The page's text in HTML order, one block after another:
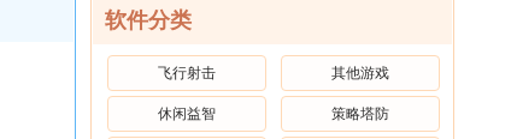
软件分类
飞行射击 其他游戏
休闲益智 策略塔防